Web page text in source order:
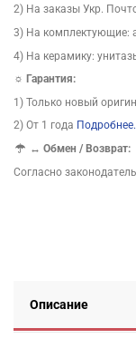
2) На заказы Укр.
3) На комплектующие:
4) На керамику:
☼ Гарантия:
1) Только новый
2) От 1 года
↔Обмен / Возврат:
Согласно
Описание